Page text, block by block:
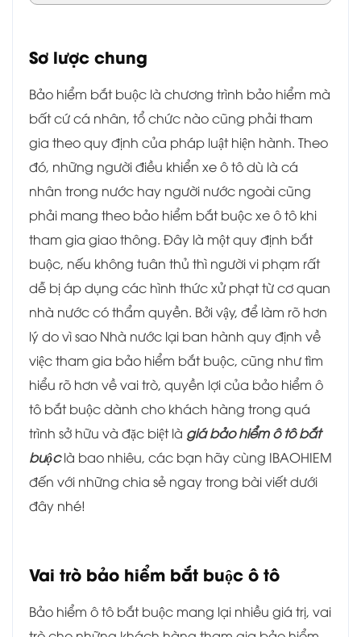
Sơ lược chung
Bảo hiểm bắt buộc là chương trình bảo hiểm mà
bất cứ cá nhân, tổ chức nào cũng phải tham
gia theo quy định của pháp luật hiện hành. Theo
đó, những người điều khiển xe ô tô dù là cá
nhân trong nước hay người nước ngoài cũng
phải mang theo bảo hiểm bắt buộc xe ô tô khi
tham gia giao thông. Đây là một quy định bắt
buộc, nếu không tuân thủ thì người vi phạm rất
dễ bị áp dụng các hình thức xử phạt từ cơ quan
nhà nước có thẩm quyền. Bởi vậy, để làm rõ hơn
lý do vì sao Nhà nước lại ban hành quy định về
việc tham gia bảo hiểm bắt buộc, cũng như tìm
hiểu rõ hơn về vai trò, quyền lợi của bảo hiểm ô
tô bắt buộc dành cho khách hàng trong quá
trình sở hữu và đặc biệt là giá bảo hiểm ô tô bắt
buộclà bao nhiêu, các bạn hãy cùng IBAOHIEM
đến với những chia sẻ ngay trong bài viết dưới
đây nhé!
Vai trò bảo hiểm bắt buộc ô tô
Bảo hiểm ô tô bắt buộc mang lại nhiều giá trị, vai